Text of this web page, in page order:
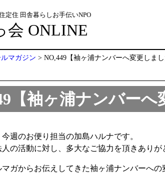
定住 田舎暮らしお手伝いNPO
会 ONLINE
ルマガジン > NO,449【袖ヶ浦ナンバーへ変更しまし
【袖ヶ浦ナンバーへ
週のお便り担当の加島ハルナです。
人の活動に対し、多大なご協力を頂きありが
ガからお伝えしてきた袖ヶ浦ナンバーへの